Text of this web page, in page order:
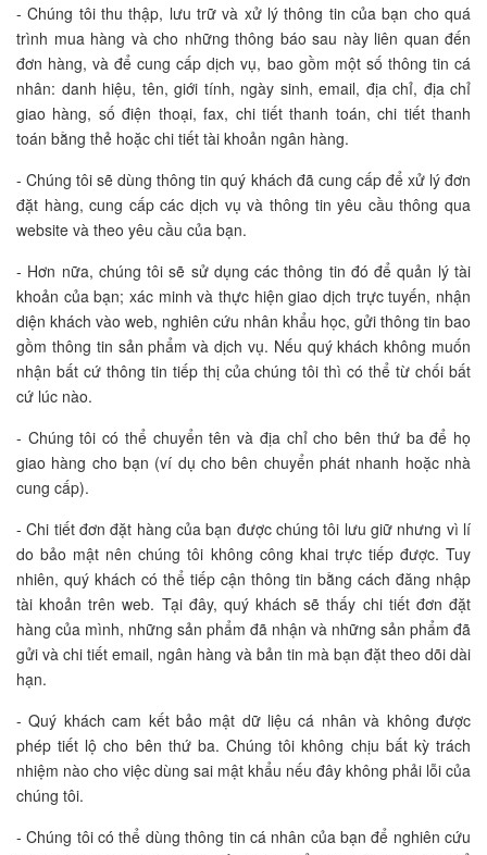
- Chúng tôi thu thập, lưu trữ và xử lý thông tin của bạn cho quá
trình mua hàng và cho những thông báo sau này liên quan đến
đơn hàng, và để cung cấp dịch vụ, bao gồm một số thông tin cá
nhân: danh hiệu, tên, giới tính, ngày sinh, email, địa chỉ, địa chỉ
giao hàng, số điện thoại, fax, chi tiết thanh toán, chi tiết thanh
toán bằng thẻ hoặc chi tiết tài khoản ngân hàng.
- Chúng tôi sẽ dùng thông tin quý khách đã cung cấp để xử lý đơn
đặt hàng, cung cấp các dịch vụ và thông tin yêu cầu thông qua
website và theo yêu cầu của bạn.
- Hơn nữa, chúng tôi sẽ sử dụng các thông tin đó để quản lý tài
khoản của bạn; xác minh và thực hiện giao dịch trực tuyến, nhận
diện khách vào web, nghiên cứu nhân khẩu học, gửi thông tin bao
gồm thông tin sản phẩm và dịch vụ. Nếu quý khách không muốn
nhận bất cứ thông tin tiếp thị của chúng tôi thì có thể từ chối bất
cứ lúc nào.
- Chúng tôi có thể chuyển tên và địa chỉ cho bên thứ ba để họ
giao hàng cho bạn (ví dụ cho bên chuyển phát nhanh hoặc nhà
cung cấp).
- Chi tiết đơn đặt hàng của bạn được chúng tôi lưu giữ nhưng vì lí
do bảo mật nên chúng tôi không công khai trực tiếp được. Tuy
nhiên, quý khách có thể tiếp cận thông tin bằng cách đăng nhập
tài khoản trên web. Tại đây, quý khách sẽ thấy chi tiết đơn đặt
hàng của mình, những sản phẩm đã nhận và những sản phẩm đã
gửi và chi tiết email, ngân hàng và bản tin mà bạn đặt theo dõi dài
hạn.
- Quý khách cam kết bảo mật dữ liệu cá nhân và không được
phép tiết lộ cho bên thứ ba. Chúng tôi không chịu bất kỳ trách
nhiệm nào cho việc dùng sai mật khẩu nếu đây không phải lỗi của
chúng tôi.
- Chúng tôi có thể dùng thông tin cá nhân của bạn để nghiên cứu